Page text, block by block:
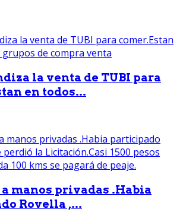
la venta de TUBI para
en todos...
a manos privadas .Habia
Rovella ,...